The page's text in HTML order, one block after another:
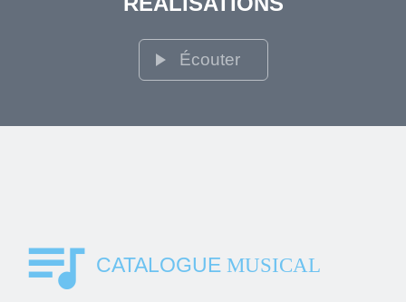
play_arrow Écouter
queue_music CATALOGUEMUSICAL